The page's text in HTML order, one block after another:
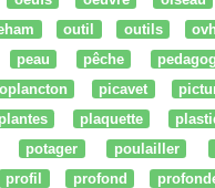
outil outils ovh
peau pêche
picavet
plantes plaquette
potager poulailler
profil profond